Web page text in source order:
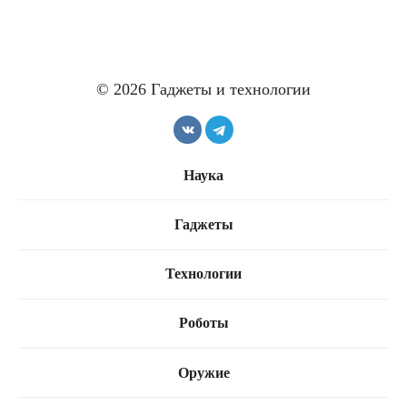
© 2026 Гаджеты и технологии
Наука
Гаджеты
Технологии
Роботы
Оружие